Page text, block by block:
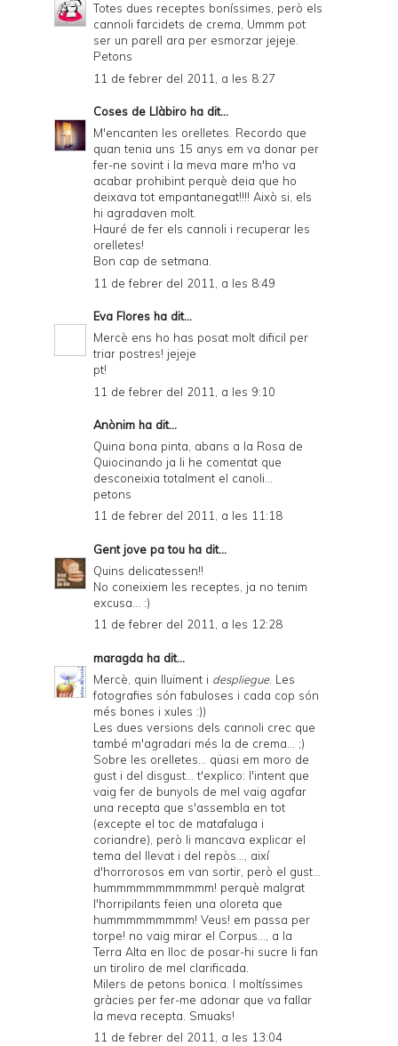
Totes dues receptes boníssimes, però els
cannoli farcidets de crema, Ummm pot
ser un parell ara per esmorzar jejeje.
Petons
11 de febrer del 2011, a les 8:27
Coses de Llàbiro ha dit...
M'encanten les orelletes. Recordo que
quan tenia uns 15 anys em va donar per
fer-ne sovint i la meva mare m'ho va
acabar prohibint perquè deia que ho
deixava tot empantanegat!!!! Això si, els
hi agradaven molt.
Hauré de fer els cannoli i recuperar les
orelletes!
Bon cap de setmana.
11 de febrer del 2011, a les 8:49
Eva Flores ha dit...
Mercè ens ho has posat molt dificil per
triar postres! jejeje
pt!
11 de febrer del 2011, a les 9:10
Anònim ha dit...
Quina bona pinta, abans a la Rosa de
Quiocinando ja li he comentat que
desconeixia totalment el canoli...
petons
11 de febrer del 2011, a les 11:18
Gent jove pa tou ha dit...
Quins delicatessen!!
No coneixiem les receptes, ja no tenim
excusa... :)
11 de febrer del 2011, a les 12:28
maragda ha dit...
Mercè, quin lluïment i despliegue. Les
fotografies són fabuloses i cada cop són
més bones i xules :))
Les dues versions dels cannoli crec que
també m'agradari més la de crema... ;)
Sobre les orelletes... qüasi em moro de
gust i del disgust... t'explico: l'intent que
vaig fer de bunyols de mel vaig agafar
una recepta que s'assembla en tot
(excepte el toc de matafaluga i
coriandre), però li mancava explicar el
tema del llevat i del repòs..., així
d'horrorosos em van sortir, però el gust...
hummmmmmmmmmm! perquè malgrat
l'horripilants feien una oloreta que
hummmmmmmmm! Veus! em passa per
torpe! no vaig mirar el Corpus..., a la
Terra Alta en lloc de posar-hi sucre li fan
un tiroliro de mel clarificada.
Milers de petons bonica. I moltíssimes
gràcies per fer-me adonar que va fallar
la meva recepta. Smuaks!
11 de febrer del 2011, a les 13:04